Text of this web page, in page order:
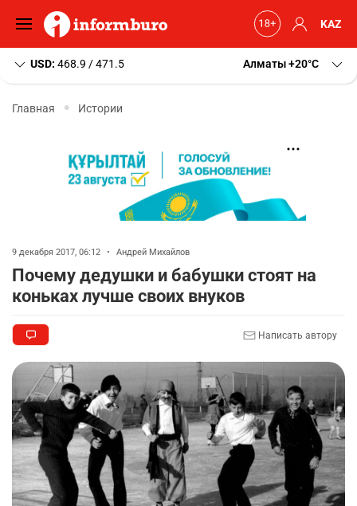
KAZ
USD: 468.9 / 471.5 Алматы+20 C
Главная Истории
9 декабря 2017, 06:12 • Андрей Михайлов
Почему дедушки и бабушки стоят на
коньках лучше своих внуков
Написать автору